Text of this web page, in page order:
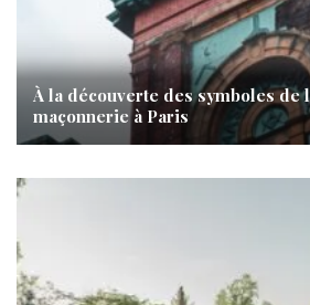
À la découverte des symboles de
maçonnerie à Paris